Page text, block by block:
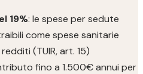
19%: le spese per sedute
come spese sanitarie
(TUIR, art. 15)
fino a 1.500€ annui per